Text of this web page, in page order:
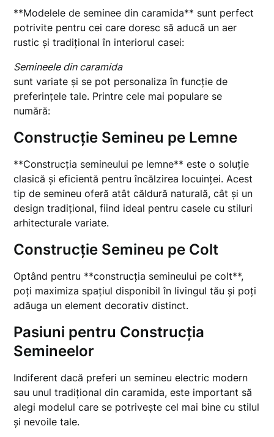
**Modelele de seminee din caramida** sunt perfect
potrivite pentru cei care doresc să aducă un aer
rustic și tradițional în interiorul casei:
Semineele din caramida
sunt variate și se pot personaliza în funcție de
preferințele tale. Printre cele mai populare se
numără:
Construcție Semineu pe Lemne
**Construcția semineului pe lemne** este o soluție
clasică și eficientă pentru încălzirea locuinței. Acest
tip de semineu oferă atât căldură naturală, cât și un
design tradițional, fiind ideal pentru casele cu stiluri
arhitecturale variate.
Construcție Semineu pe Colt
Optând pentru **construcția semineului pe colt**,
poți maximiza spațiul disponibil în livingul tău și poți
adăuga un element decorativ distinct.
Pasiuni pentru Construcția
Semineelor
Indiferent dacă preferi un semineu electric modern
sau unul tradițional din caramida, este important să
alegi modelul care se potrivește cel mai bine cu stilul
și nevoile tale.